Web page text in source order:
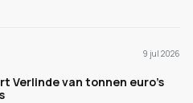
9 jul 2026
Verlinde van tonnen euro's